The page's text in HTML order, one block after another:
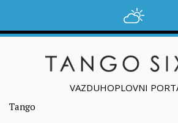
VAZDUHOPLOVNI
Tango